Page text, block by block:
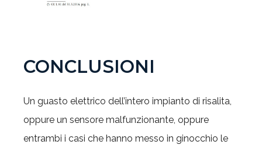
CONCLUSIONI
Un guasto elettrico dell’intero impianto di risalita,
oppure un sensore malfunzionante, oppure
entrambi i casi che hanno messo in ginocchio le